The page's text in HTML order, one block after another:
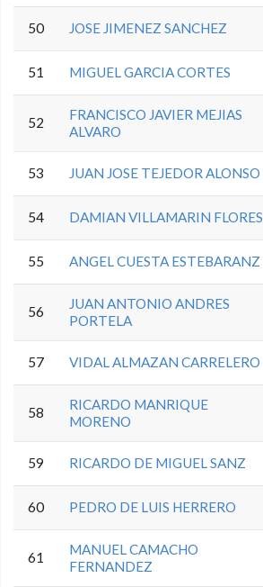
50 JOSE JIMENEZ SANCHEZ
51 MIGUEL GARCIA CORTES
52
FRANCISCO JAVIER MEJIAS
ALVARO
53 JUAN JOSE TEJEDOR ALONSO
54 DAMIAN VILLAMARIN FLORES
55 ANGEL CUESTA ESTEBARANZ
56
JUAN ANTONIO ANDRES
PORTELA
57 VIDAL ALMAZAN CARRELERO
58
RICARDO MANRIQUE
MORENO
59 RICARDO DE MIGUEL SANZ
60 PEDRO DE LUIS HERRERO
61
MANUEL CAMACHO
FERNANDEZ